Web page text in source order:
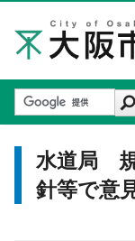
水道局 規
針等で意